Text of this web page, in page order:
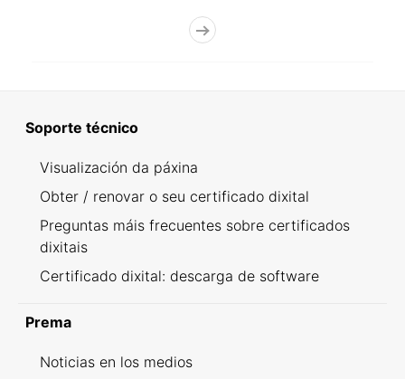
Soporte técnico
Visualización da páxina
Obter / renovar o seu certificado dixital
Preguntas máis frecuentes sobre certificados
dixitais
Certificado dixital: descarga de software
Prema
Noticias en los medios